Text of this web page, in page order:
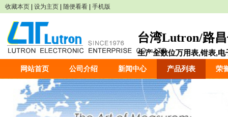
收藏本页 设为主页 随便看看 手机版
台湾Lutron/路
生产全数位万用表,钳表,
网站首页 公司介绍 新闻中心 产品列表 荣